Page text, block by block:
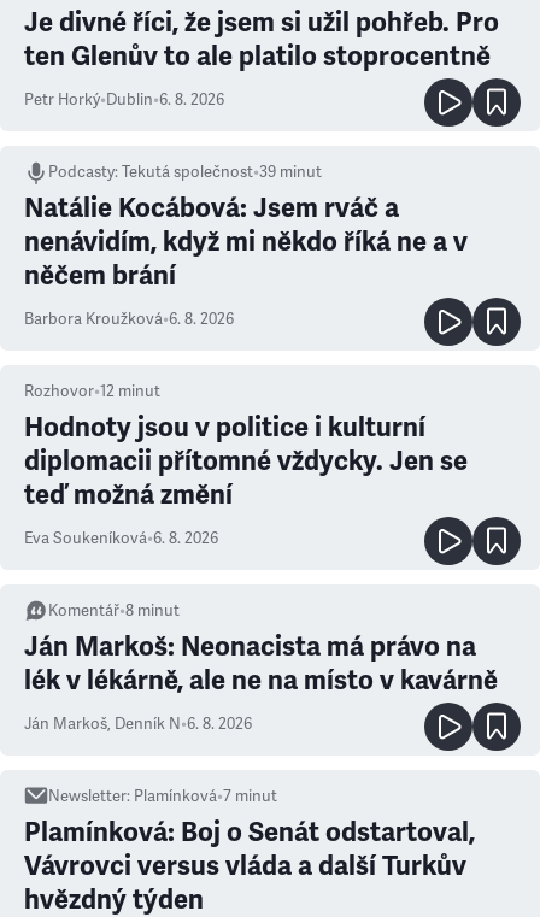
Je divné říci, že jsem si užil pohřeb. Pro
ten Glenův to ale platilo stoprocentně
Petr Horký•Dublin•6. 8. 2026
Podcasty:Tekutá společnost•39 minut
Natálie Kocábová: Jsem rváč a
nenávidím, když mi někdo říká ne a v
něčem brání
Barbora Kroužková•6. 8. 2026
Rozhovor•12 minut
Hodnoty jsou v politice i kulturní
diplomacii přítomné vždycky. Jen se
teď možná změní
Eva Soukeníková•6. 8. 2026
Komentář•8 minut
Ján Markoš: Neonacista má právo na
lék v lékárně, ale ne na místo v kavárně
Ján Markoš, Denník N•6. 8. 2026
Newsletter: Plamínková•7 minut
Plamínková: Boj o Senát odstartoval,
Vávrovci versus vláda a další Turkův
hvězdný týden